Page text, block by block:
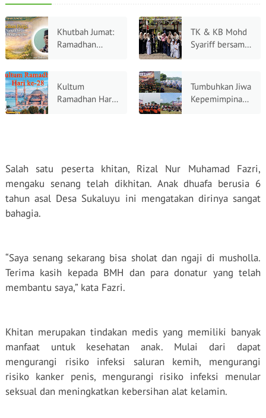
Khutbah Jumat:
Ramadhan
Kembali
Menguasai Diri
TK & KB Mohd
Syariff bersama
Indonesia
Bercerita
Kultum
Ramadhan Hari
Ramadhan
Tumbuhkan Jiwa
Kepemimpinan
Salah satu peserta khitan, Rizal Nur Muhamad Fazri,
mengaku senang telah dikhitan. Anak dhuafa berusia 6
tahun asal Desa Sukaluyu ini mengatakan dirinya sangat
bahagia.
“Saya senang sekarang bisa sholat dan ngaji di musholla.
Terima kasih kepada BMH dan para donatur yang telah
membantu saya,” kata Fazri.
Khitan merupakan tindakan medis yang memiliki banyak
manfaat untuk kesehatan anak. Mulai dari dapat
mengurangi risiko infeksi saluran kemih, mengurangi
risiko kanker penis, mengurangi risiko infeksi menular
seksual dan meningkatkan kebersihan alat kelamin.